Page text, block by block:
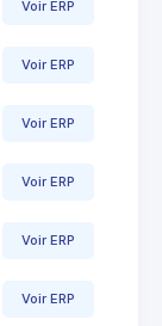
Voir ERP
Voir ERP
Voir ERP
Voir ERP
Voir ERP
Voir ERP